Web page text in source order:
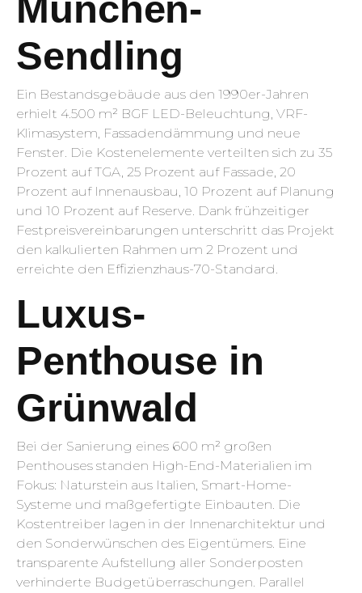
Sendling
Ein Bestandsgebäude aus den 1990er-Jahren
erhielt 4.500 m² BGF LED-Beleuchtung, VRF-
Klimasystem, Fassadendämmung und neue
Fenster. Die Kostenelemente verteilten sich zu 35
Prozent auf TGA, 25 Prozent auf Fassade, 20
Prozent auf Innenausbau, 10 Prozent auf Planung
und 10 Prozent auf Reserve. Dank frühzeitiger
Festpreisvereinbarungen unterschritt das Projekt
den kalkulierten Rahmen um 2 Prozent und
erreichte den Effizienzhaus-70-Standard.
Luxus-
Penthouse in
Grünwald
Bei der Sanierung eines 600 m² großen
Penthouses standen High-End-Materialien im
Fokus: Naturstein aus Italien, Smart-Home-
Systeme und maßgefertigte Einbauten. Die
Kostentreiber lagen in der Innenarchitektur und
den Sonderwünschen des Eigentümers. Eine
transparente Aufstellung aller Sonderposten
verhinderte Budgetüberraschungen. Parallel